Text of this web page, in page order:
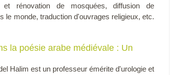
et rénovation de mosquées, diffusion de
le monde, traduction d'ouvrages religieux, etc.
la poésie arabe médiévale : Un
Halim est un professeur émérite d'urologie et